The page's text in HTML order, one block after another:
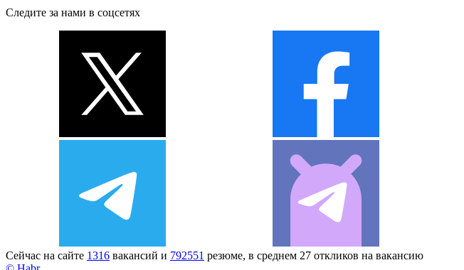
Следите за нами в соцсетях
Сейчас на сайте 1316 вакансий и 792551 резюме, в среднем 27 откликов на вакансию